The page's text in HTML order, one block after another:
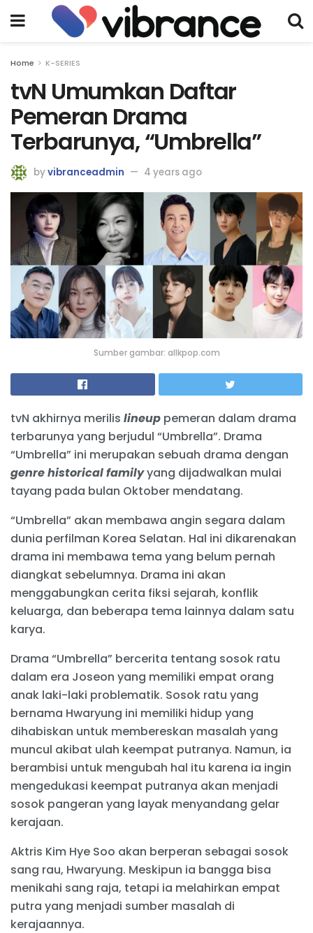
Home K-SERIES
tvN Umumkan Daftar
Pemeran Drama
Terbarunya, “Umbrella”
byvibranceadmin 4 years ago
Sumber gambar: allkpop.com
tvN akhirnya merilis lineup pemeran dalam drama
terbarunya yang berjudul “Umbrella”. Drama
“Umbrella” ini merupakan sebuah drama dengan
genre historical familyyang dijadwalkan mulai
tayang pada bulan Oktober mendatang.
“Umbrella” akan membawa angin segara dalam
dunia perfilman Korea Selatan. Hal ini dikarenakan
drama ini membawa tema yang belum pernah
diangkat sebelumnya. Drama ini akan
menggabungkan cerita fiksi sejarah, konflik
keluarga, dan beberapa tema lainnya dalam satu
karya.
Drama “Umbrella” bercerita tentang sosok ratu
dalam era Joseon yang memiliki empat orang
anak laki-laki problematik. Sosok ratu yang
bernama Hwaryung ini memiliki hidup yang
dihabiskan untuk membereskan masalah yang
muncul akibat ulah keempat putranya. Namun, ia
berambisi untuk mengubah hal itu karena ia ingin
mengedukasi keempat putranya akan menjadi
sosok pangeran yang layak menyandang gelar
kerajaan.
Aktris Kim Hye Soo akan berperan sebagai sosok
sang rau, Hwaryung. Meskipun ia bangga bisa
menikahi sang raja, tetapi ia melahirkan empat
putra yang menjadi sumber masalah di
kerajaannya.